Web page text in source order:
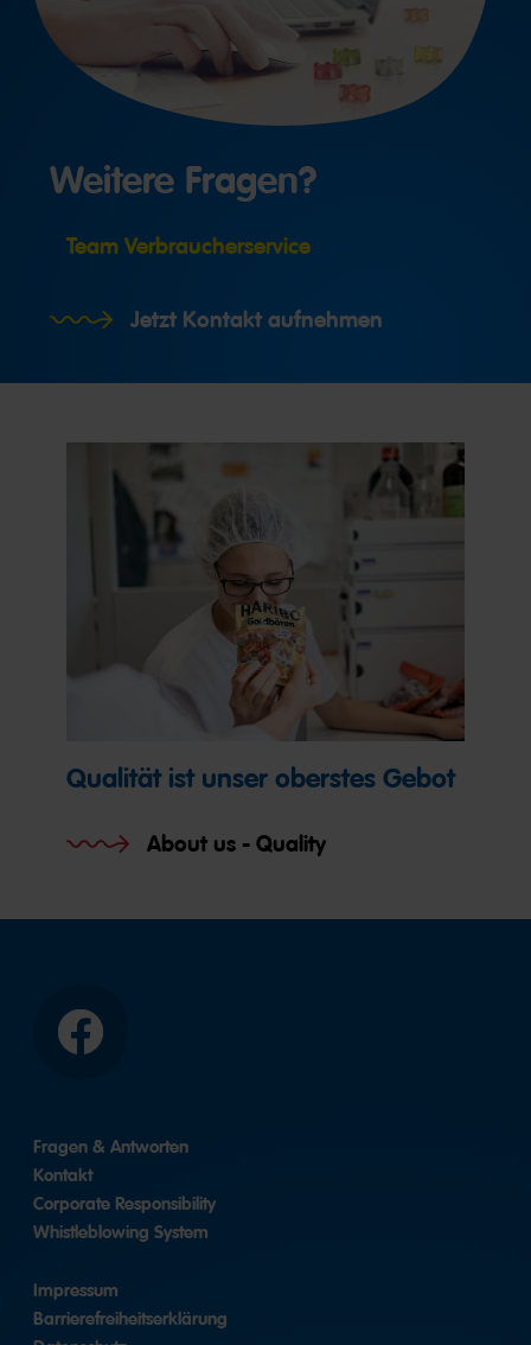
Weitere Fragen?
Team Verbraucherservice
Jetzt Kontakt aufnehmen
Qualität ist unser oberstes Gebot
About us - Quality
Facebook
Fragen & Antworten
Kontakt
Corporate Responsibility
Whistleblowing System
Impressum
Barrierefreiheitserklärung